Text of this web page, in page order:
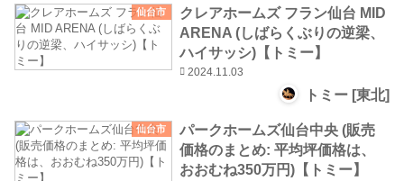
仙台市
クレアホームズ フラン仙台 MID
ARENA (しばらくぶりの逆梁、
ハイサッシ)【トミー】
2024.11.03
トミー [東北]
仙台市
パークホームズ仙台中央 (販売
価格のまとめ: 平均坪価格は、
おおむね350万円)【トミー】